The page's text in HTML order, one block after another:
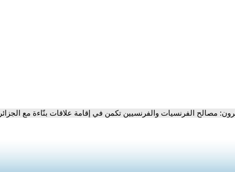
مصالح الفرنسيات والفرنسيين تكمن في إقامة علاقات بنّاءة مع الجزائر